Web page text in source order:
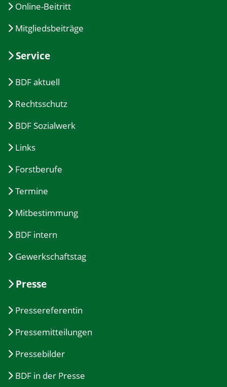
Online-Beitritt
Mitgliedsbeiträge
Service
BDF aktuell
Rechtsschutz
BDF Sozialwerk
Links
Forstberufe
Termine
Mitbestimmung
BDF intern
Gewerkschaftstag
Presse
Pressereferentin
Pressemitteilungen
Pressebilder
BDF in der Presse